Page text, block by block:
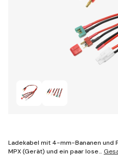
Ladekabel mit 4-mm-Bananen und
MPX (Gerät) und ein paar lose…